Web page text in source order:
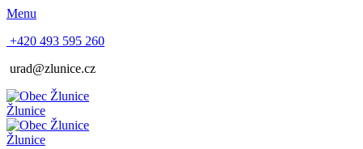
Menu
+420 493 595 260
urad@zlunice.cz
Žlunice
Žlunice